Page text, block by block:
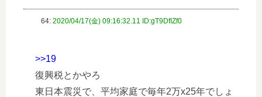
64: 2020/04/17(金) 09:16:32.11 ID:gT9DfIZf0
>>19
復興税とかやろ
東日本震災で、平均家庭で毎年2万x25年でしょ